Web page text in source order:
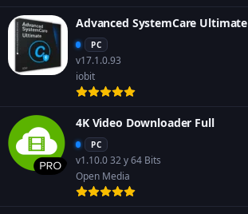
Advanced SystemCare Ultimate
PC
v17.1.0.93
iobit
4K Video Downloader Full
PC
v1.10.0 32 y 64 Bits
Open Media